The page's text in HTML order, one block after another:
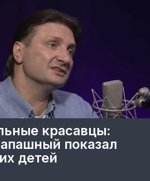
красавцы:
показал
детей